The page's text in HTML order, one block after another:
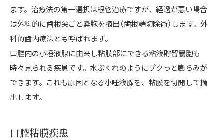
ます。治療法の第一選択は根管治療ですが、経過が悪い場合
は外科的に歯根尖ごと嚢胞を摘出（歯根端切除術）します。外
科的歯内療法とも呼ばれます。
口腔内の小唾液腺に由来し粘膜部にできる粘液貯留嚢胞も
時々見られる疾患です。水ぶくれのようにプクっと膨らみが
できます。これも原因となる小唾液腺を、粘膜を切開して摘
出します。
口腔粘膜疾患